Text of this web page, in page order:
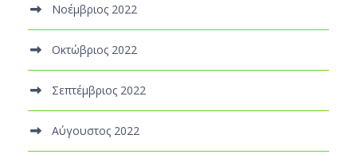
Νοέμβριος 2022
Οκτώβριος 2022
Σεπτέμβριος 2022
Αύγουστος 2022